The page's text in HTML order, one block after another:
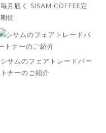
毎月届く SISAM COFFEE定
期便
シサムのフェアトレードパー
トナーのご紹介